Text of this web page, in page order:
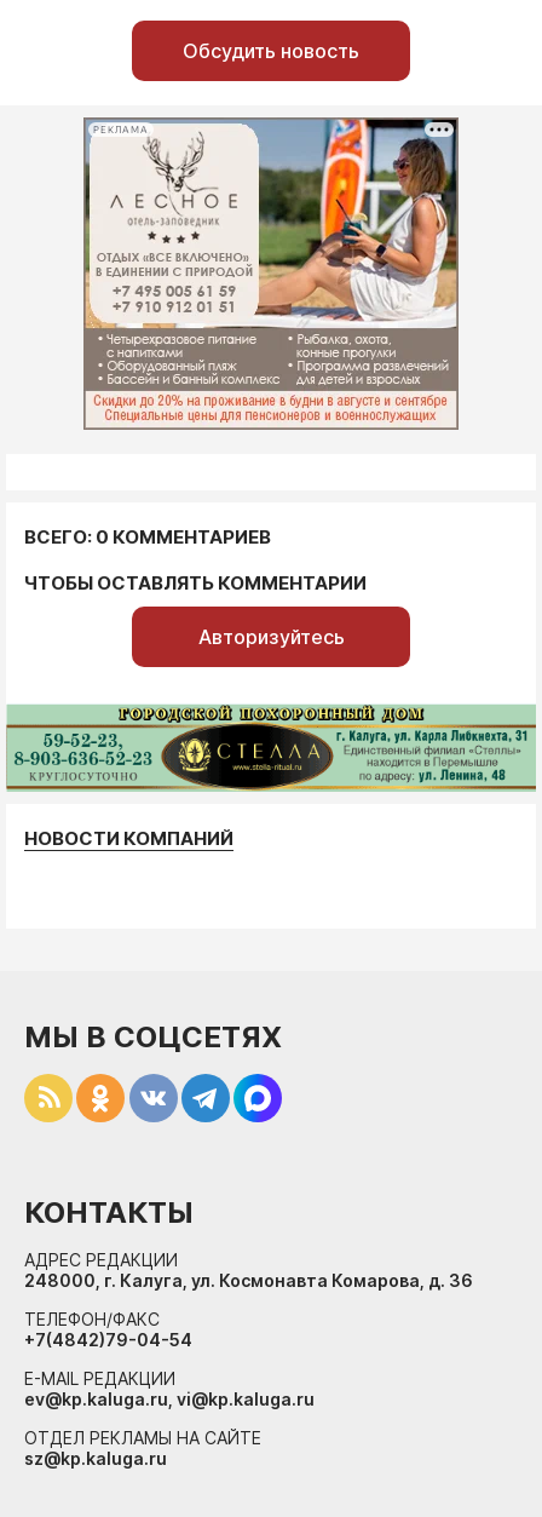
Обсудить новость
РЕКЛАМА
ВСЕГО: 0 КОММЕНТАРИЕВ
ЧТОБЫ ОСТАВЛЯТЬ КОММЕНТАРИИ
Авторизуйтесь
НОВОСТИ КОМПАНИЙ
МЫ В СОЦСЕТЯХ
КОНТАКТЫ
АДРЕС РЕДАКЦИИ
248000, г. Калуга, ул. Космонавта Комарова, д. 36
ТЕЛЕФОН/ФАКС
+7(4842)79-04-54
E-MAIL РЕДАКЦИИ
ev@kp.kaluga.ru, vi@kp.kaluga.ru
ОТДЕЛ РЕКЛАМЫ НА САЙТЕ
sz@kp.kaluga.ru